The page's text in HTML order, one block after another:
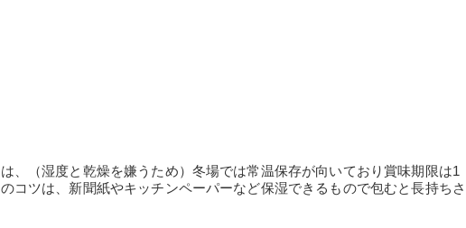
、（湿度と乾燥を嫌うため）冬場では常温保存が向いており賞味期限は1
コツは、新聞紙やキッチンペーパーなど保湿できるもので包むと長持ちさ